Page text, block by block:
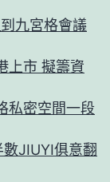
九宮格會議
上市 擬籌資
私密空間一段
JIUYI俱意翻